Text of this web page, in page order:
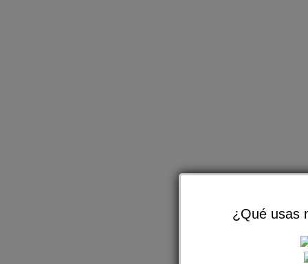
¿Qué usas